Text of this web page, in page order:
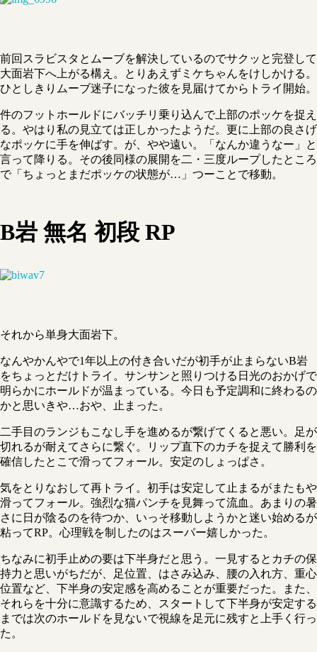
前回スラビスタとムーブを解決しているのでサクッと完登して
大面岩下へ上がる構え。とりあえずミケちゃんをけしかける。
ひとしきりムーブ迷子になった彼を見届けてからトライ開始。
件のフットホールドにバッチリ乗り込んで上部のポッケを捉え
る。やはり私の見立ては正しかったようだ。更に上部の良さげ
なポッケに手を伸ばす。が、やや遠い。「なんか違うなー」と
言って降りる。その後同様の展開を二・三度ループしたところ
で「ちょっとまだポッケの状態が…」つーことで移動。
B岩 無名 初段 RP
それから単身大面岩下。
なんやかんやで1年以上の付き合いだが初手が止まらないB岩
をちょっとだけトライ。サンサンと照りつける日光のおかげで
明らかにホールドが温まっている。今日も予定調和に終わるの
かと思いきや…おや、止まった。
二手目のランジもこなし手を進めるが繋げてくると悪い。足が
切れるが耐えてさらに繋ぐ。リップ直下のカチを捉えて勝利を
確信したとこで滑ってフォール。安定のしょっぱさ。
気をとりなおして再トライ。初手は安定して止まるがまたもや
滑ってフォール。強烈な猫パンチを見舞って流血。あまりの暑
さに日が陰るのを待つか、いっそ移動しようかと迷い始めるが
粘ってRP。心理戦を制したのはスーパー嬉しかった。
ちなみに初手止めの要は下半身だと思う。一見するとカチの保
持力と思いがちだが、足位置、はさみ込み、腰の入れ方、重心
位置など、下半身の安定感を高めることが重要だった。また、
それらを十分に意識するため、スタートして下半身が安定する
までは次のホールドを見ないで視線を足元に残すと上手く行っ
た。